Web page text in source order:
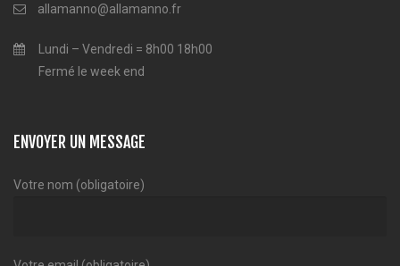
allamanno@allamanno.fr
Lundi – Vendredi = 8h00 18h00
Fermé le week end
ENVOYER UN MESSAGE
Votre nom (obligatoire)